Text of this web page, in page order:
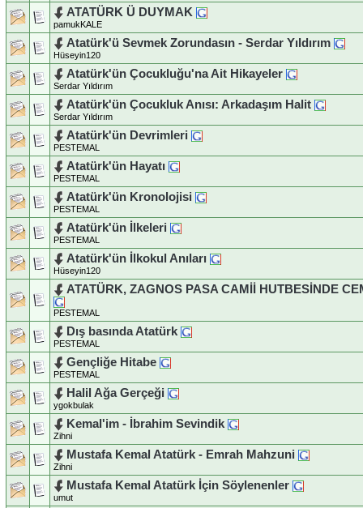
ATATÜRK Ü DUYMAK
pamukKALE
Atatürk'ü Sevmek Zorundasın - Serdar Yıldırım
Hüseyin120
Atatürk'ün Çocukluğu'na Ait Hikayeler
Serdar Yıldırım
Atatürk'ün Çocukluk Anısı: Arkadaşım Halit
Serdar Yıldırım
Atatürk'ün Devrimleri
PESTEMAL
Atatürk'ün Hayatı
PESTEMAL
Atatürk'ün Kronolojisi
PESTEMAL
Atatürk'ün İlkeleri
PESTEMAL
Atatürk'ün İlkokul Anıları
Hüseyin120
ATATÜRK, ZAGNOS PASA CAMİİ HUTBESİNDE
PESTEMAL
Dış basında Atatürk
PESTEMAL
Gençliğe Hitabe
PESTEMAL
Halil Ağa Gerçeği
ygokbulak
Kemal'im - İbrahim Sevindik
Zihni
Mustafa Kemal Atatürk - Emrah Mahzuni
Zihni
Mustafa Kemal Atatürk İçin Söylenenler
umut